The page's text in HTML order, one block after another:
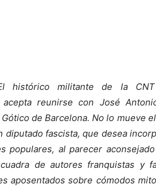
histórico militante de la
acepta reunirse con José
de Barcelona. No lo mueve
diputado fascista, que desea
populares, al parecer
de autores franquistas y
aposentados sobre cómodos